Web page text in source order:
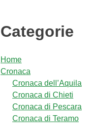
Categorie
Home
Cronaca
Cronaca dell’Aquila
Cronaca di Chieti
Cronaca di Pescara
Cronaca di Teramo